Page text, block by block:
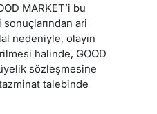
MARKET’i bu
ari
nedeniyle, olayın
halinde, GOOD
sözleşmesine
talebinde